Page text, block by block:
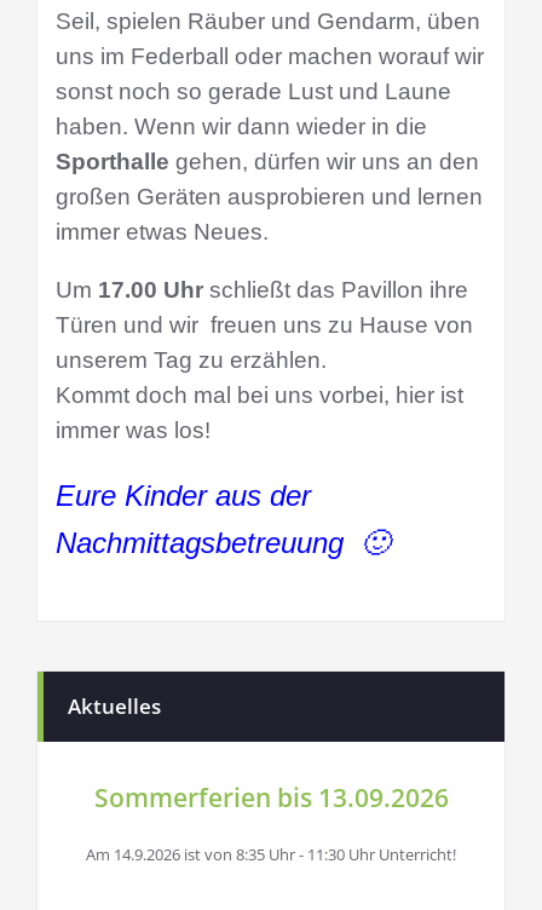
Seil, spielen Räuber und Gendarm, üben
uns im Federball oder machen worauf wir
sonst noch so gerade Lust und Laune
haben. Wenn wir dann wieder in die
Sporthalle gehen, dürfen wir uns an den
großen Geräten ausprobieren und lernen
immer etwas Neues.
Um 17.00 Uhr schließt das Pavillon ihre
Türen und wir freuen uns zu Hause von
unserem Tag zu erzählen.
Kommt doch mal bei uns vorbei, hier ist
immer was los!
Eure Kinder aus der
Nachmittagsbetreuung 🙂
Aktuelles
Sommerferien bis 13.09.2026
Am 14.9.2026 ist von 8:35 Uhr - 11:30 Uhr Unterricht!